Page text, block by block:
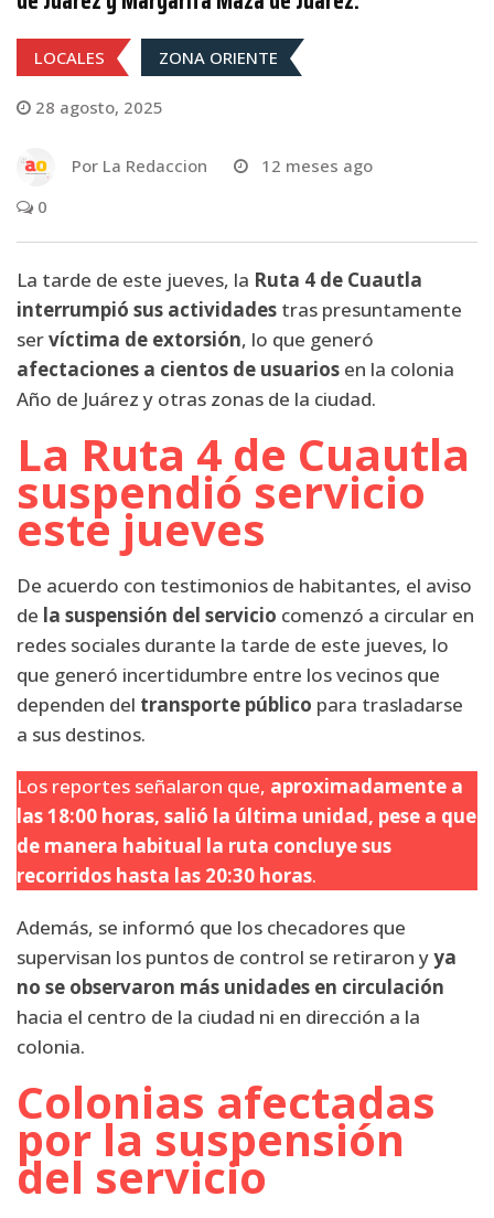
LOCALES ZONA ORIENTE
28 agosto, 2025
Por La Redaccion
12 meses ago
0
La tarde de este jueves, la Ruta 4 de Cuautla
interrumpió sus actividades tras presuntamente
servíctima de extorsión, lo que generó
afectaciones a cientos de usuarios en la colonia
Año de Juárez y otras zonas de la ciudad.
La Ruta 4 de Cuautla
suspendió servicio
este jueves
De acuerdo con testimonios de habitantes, el aviso
de la suspensión del servicio comenzó a circular en
redes sociales durante la tarde de este jueves, lo
que generó incertidumbre entre los vecinos que
dependen del transporte público para trasladarse
a sus destinos.
Los reportes señalaron que, aproximadamente a
las 18:00 horas, salió la última unidad, pese a que
de manera habitual la ruta concluye sus
recorridos hasta las 20:30 horas.
Además, se informó que los checadores que
supervisan los puntos de control se retiraron yya
no se observaron más unidades en circulación
hacia el centro de la ciudad ni en dirección a la
colonia.
Colonias afectadas
por la suspensión
del servicio